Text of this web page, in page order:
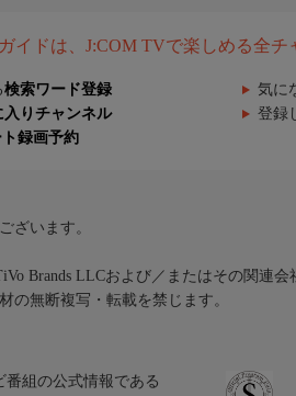
イドは、J:COM TVで楽しめる全チ
検索ワード登録 気に
入りチャンネル 登録
ト録画予約
ざいます。
Brands LLCおよび／またはその関連
の無断複写・転載を禁じます。
番組の公式情報である